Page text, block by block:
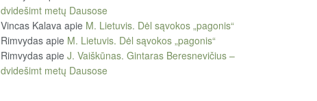
dvidešimt metų Dausose
Vincas Kalava apie M. Lietuvis. Dėl sąvokos „pagonis“
Rimvydas apie M. Lietuvis. Dėl sąvokos „pagonis“
Rimvydas apie J. Vaiškūnas. Gintaras Beresnevičius –
dvidešimt metų Dausose